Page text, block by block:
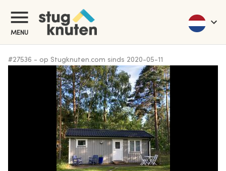
MENU
#27536 - op Stugknuten.com sinds 2020-05-11